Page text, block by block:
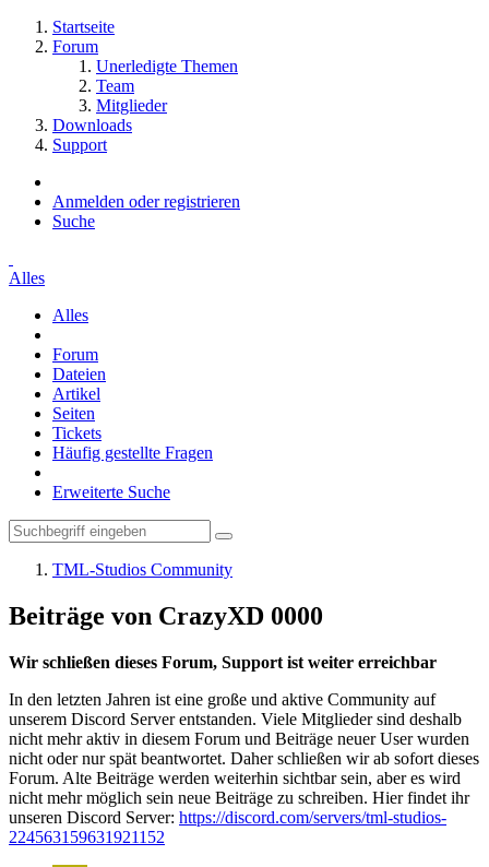
Startseite
Forum
Unerledigte Themen
Team
Mitglieder
Downloads
Support
Anmelden oder registrieren
Suche
Alles
Alles
Forum
Dateien
Artikel
Seiten
Tickets
Häufig gestellte Fragen
Erweiterte Suche
TML-Studios Community
Beiträge von CrazyXD 0000
Wir schließen dieses Forum, Support ist weiter erreichbar
In den letzten Jahren ist eine große und aktive Community auf
unserem Discord Server entstanden. Viele Mitglieder sind deshalb
nicht mehr aktiv in diesem Forum und Beiträge neuer User wurden
nicht oder nur spät beantwortet. Daher schließen wir ab sofort dieses
Forum. Alte Beiträge werden weiterhin sichtbar sein, aber es wird
nicht mehr möglich sein neue Beiträge zu schreiben. Hier findet ihr
unseren Discord Server: https://discord.com/servers/tml-studios-
224563159631921152